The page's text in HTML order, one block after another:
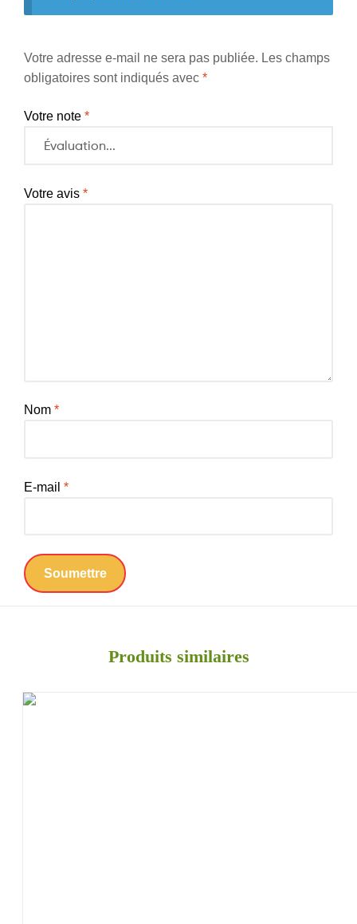
Votre adresse e-mail ne sera pas publiée. Les champs
obligatoires sont indiqués avec *
Votre note *
Votre avis *
Nom *
E-mail *
Produits similaires